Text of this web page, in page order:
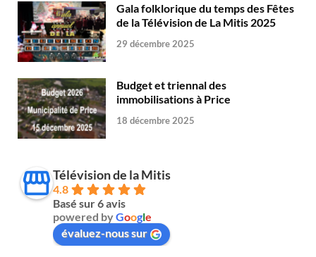
Gala folklorique du temps des Fêtes
de la Télévision de La Mitis 2025
29 décembre 2025
Budget et triennal des
immobilisations à Price
18 décembre 2025
Télévision de la Mitis
4.8
Basé sur 6 avis
powered byGoogle
évaluez-nous sur